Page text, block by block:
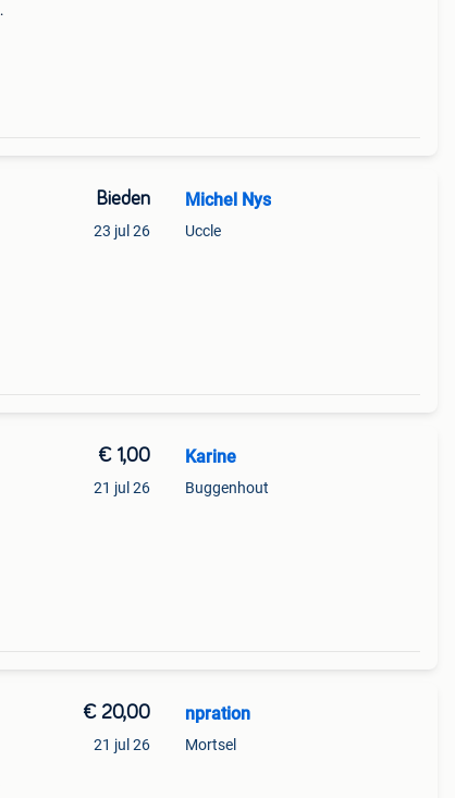
Bieden
23 jul 26
Michel Nys
Uccle
€ 1,00
21 jul 26
Karine
Buggenhout
€ 20,00
21 jul 26
npration
Mortsel